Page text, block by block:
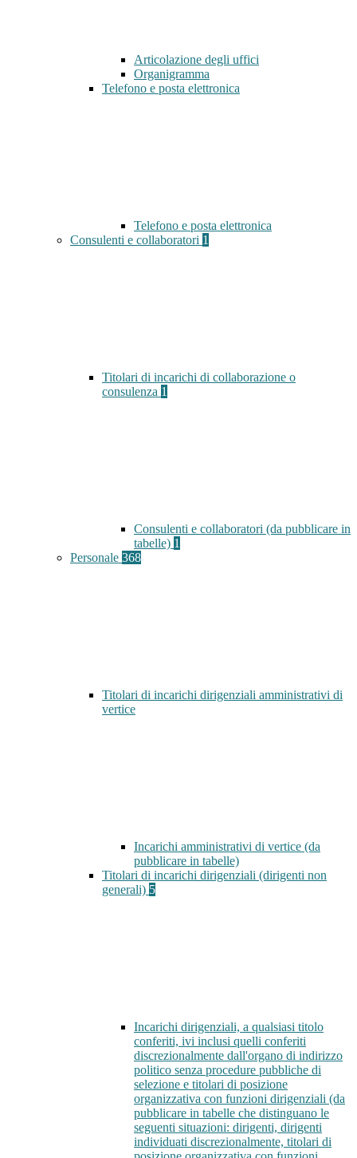
Articolazione degli uffici
Organigramma
Telefono e posta elettronica
Telefono e posta elettronica
Consulenti e collaboratori 1
Titolari di incarichi di collaborazione o
consulenza 1
Consulenti e collaboratori (da pubblicare in
tabelle) 1
Personale 368
Titolari di incarichi dirigenziali amministrativi di
vertice
Incarichi amministrativi di vertice (da
pubblicare in tabelle)
Titolari di incarichi dirigenziali (dirigenti non
generali) 5
Incarichi dirigenziali, a qualsiasi titolo
conferiti, ivi inclusi quelli conferiti
discrezionalmente dall'organo di indirizzo
politico senza procedure pubbliche di
selezione e titolari di posizione
organizzativa con funzioni dirigenziali (da
pubblicare in tabelle che distinguano le
seguenti situazioni: dirigenti, dirigenti
individuati discrezionalmente, titolari di